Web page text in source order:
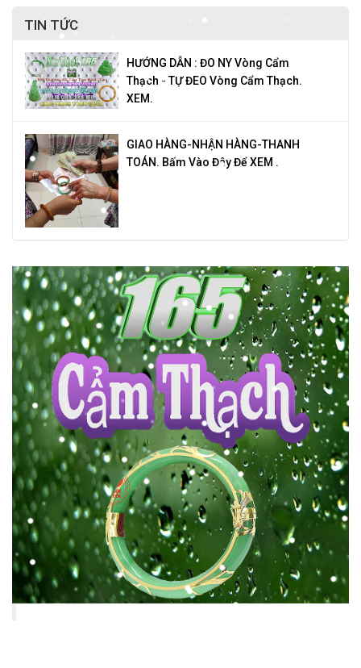
TIN TỨC
HƯỚNG DẪN : ĐO NY Vòng Cẩm
Thạch - TỰ ĐEO Vòng Cẩm Thạch.
XEM.
GIAO HÀNG-NHẬN HÀNG-THANH
TOÁN. Bấm Vào Đây Để XEM .